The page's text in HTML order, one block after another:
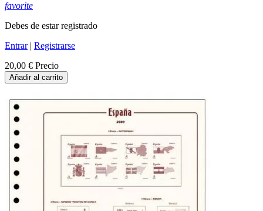
favorite
Debes de estar registrado
Entrar| Registrarse
20,00 € Precio
Añadir al carrito